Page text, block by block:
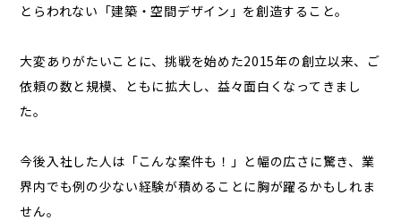
とらわれない「建築・空間デザイン」を創造すること。
大変ありがたいことに、挑戦を始めた2015年の創立以来、ご
依頼の数と規模、ともに拡大し、益々面白くなってきまし
た。
今後入社した人は「こんな案件も！」と幅の広さに驚き、業
界内でも例の少ない経験が積めることに胸が躍るかもしれま
せん。